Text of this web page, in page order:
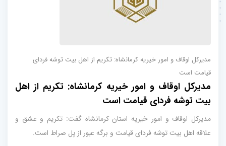
مدیرکل اوقاف و امور خیریه کرمانشاه: تکریم از اهل بیت توشه فردای
قیامت است
مدیرکل اوقاف و امور خیریه کرمانشاه: تکریم از اهل
بیت توشه فردای قیامت است
مدیرکل اوقاف و امور خیریه استان کرمانشاه گفت: تکریم و عشق و
علاقه اهل بیت توشه فردای قیامت و برگه عبور از پل صراط است.